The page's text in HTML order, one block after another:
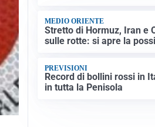
MEDIO ORIENTE
Stretto di Hormuz, Iran e
sulle rotte: si apre la
PREVISIONI
Record di bollini rossi in
in tutta la Penisola